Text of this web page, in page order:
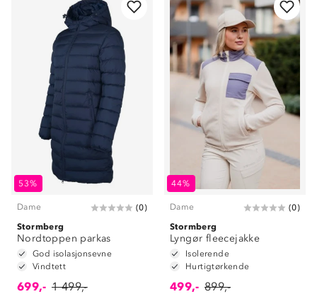
53%
Dame (0)
Stormberg
Nordtoppen parkas
God isolasjonsevne
Vindtett
699,- 1 499,-
44%
Dame (0)
Stormberg
Lyngør fleecejakke
Isolerende
Hurtigtørkende
499,- 899,-